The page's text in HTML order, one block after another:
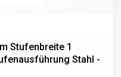
Stufenbreite 1
Stahl -